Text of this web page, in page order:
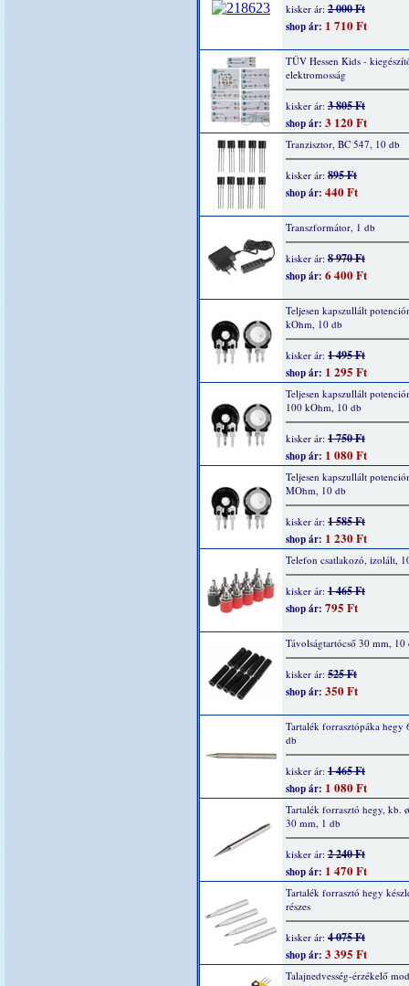
kisker ár: 2 000 Ft
shop ár: 1 710 Ft
TÜV Hessen Kids -
elektromosság
kisker ár: 3 805 Ft
shop ár: 3 120 Ft
Tranzisztor, BC 547, 10 db
kisker ár: 895 Ft
shop ár: 440 Ft
Transzformátor, 1 db
kisker ár: 8 970 Ft
shop ár: 6 400 Ft
Teljesen kapszullált
kOhm, 10 db
kisker ár: 1 495 Ft
shop ár: 1 295 Ft
Teljesen kapszullált
100 kOhm, 10 db
kisker ár: 1 750 Ft
shop ár: 1 080 Ft
Teljesen kapszullált
MOhm, 10 db
kisker ár: 1 585 Ft
shop ár: 1 230 Ft
Telefon csatlakozó, izolált,
kisker ár: 1 465 Ft
shop ár: 795 Ft
Távolságtartócső 30 mm, 10
kisker ár: 525 Ft
shop ár: 350 Ft
Tartalék forrasztópáka hegy
db
kisker ár: 1 465 Ft
shop ár: 1 080 Ft
Tartalék forrasztó hegy, kb.
30 mm, 1 db
kisker ár: 2 240 Ft
shop ár: 1 470 Ft
Tartalék forrasztó hegy
részes
kisker ár: 4 075 Ft
shop ár: 3 395 Ft
Talajnedvesség-érzékelő